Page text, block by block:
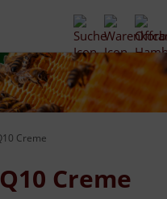
Creme
Creme